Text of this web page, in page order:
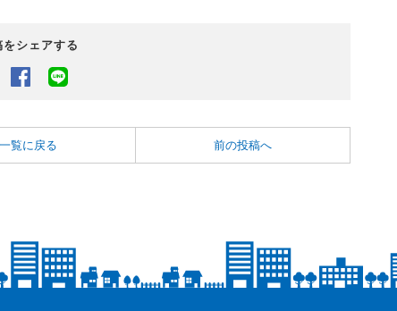
をシェアする
Twitter Facebook
一覧に戻る 前の投稿へ